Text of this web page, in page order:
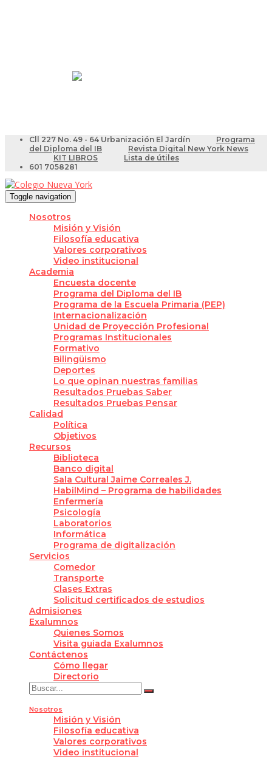
Cll 227 No. 49 - 64 Urbanización El Jardín
Programa
del Diploma del IB
Revista Digital New York News
KIT LIBROS
Lista de útiles
601 7058281
Toggle navigation
Nosotros
Misión y Visión
Filosofía educativa
Valores corporativos
Video institucional
Academia
Encuesta docente
Programa del Diploma del IB
Programa de la Escuela Primaria (PEP)
Internacionalización
Unidad de Proyección Profesional
Programas Institucionales
Formativo
Bilingüismo
Deportes
Lo que opinan nuestras familias
Resultados Pruebas Saber
Resultados Pruebas Pensar
Calidad
Política
Objetivos
Recursos
Biblioteca
Banco digital
Sala Cultural Jaime Correales J.
HabilMind – Programa de habilidades
Enfermería
Psicología
Laboratorios
Informática
Programa de digitalización
Servicios
Comedor
Transporte
Clases Extras
Solicitud certificados de estudios
Admisiones
Exalumnos
Quienes Somos
Visita guiada Exalumnos
Contáctenos
Cómo llegar
Directorio
Nosotros
Misión y Visión
Filosofía educativa
Valores corporativos
Video institucional